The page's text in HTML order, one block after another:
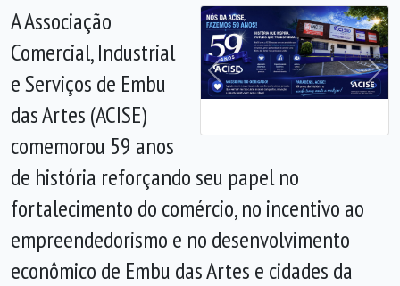
Anterior
A Associação
Comercial, Industrial
e Serviços de Embu
das Artes (ACISE)
comemorou 59 anos
de história reforçando seu papel no
fortalecimento do comércio, no incentivo ao
empreendedorismo e no desenvolvimento
econômico de Embu das Artes e cidades da